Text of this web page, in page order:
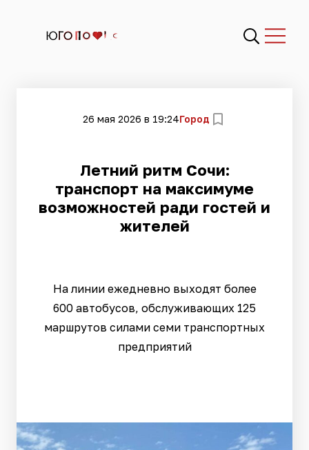
26 мая 2026 в 19:24Город
Летний ритм Сочи:
транспорт на максимуме
возможностей ради гостей и
жителей
На линии ежедневно выходят более
600 автобусов, обслуживающих 125
маршрутов силами семи транспортных
предприятий